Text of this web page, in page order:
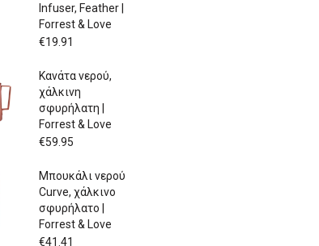
Infuser, Feather |
Forrest & Love
€19.91
Κανάτα νερού,
χάλκινη
σφυρήλατη |
Forrest & Love
€59.95
Μπουκάλι νερού
Curve, χάλκινο
σφυρήλατο |
Forrest & Love
€41.41